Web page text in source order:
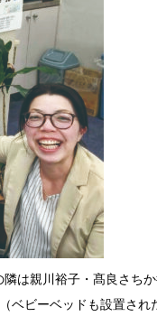
は親川裕子・髙良さち
ベビーベッドも設置され